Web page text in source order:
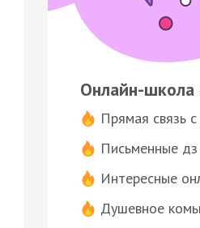
Онлайн-школа
Прямая связь
Письменные
Интересные
Душевное